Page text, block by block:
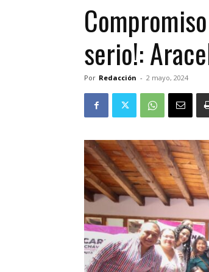
serio!:
Por Redacción - 2 mayo, 2024